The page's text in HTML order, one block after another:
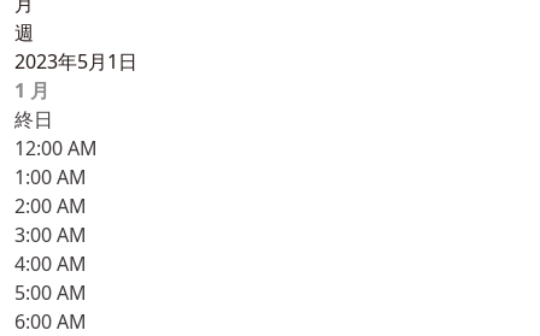
週
2023年5月1日
1 月
終日
12:00 AM
1:00 AM
2:00 AM
3:00 AM
4:00 AM
5:00 AM
6:00 AM